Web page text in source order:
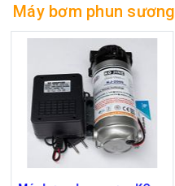
Máy bơm phun sương